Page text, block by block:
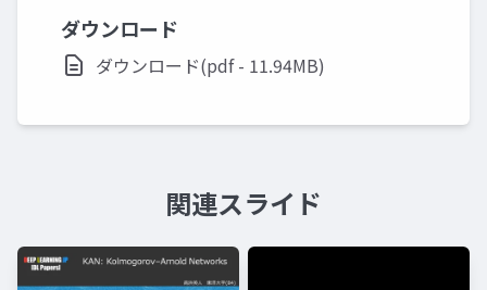
ダウンロード
ダウンロード(pdf - 11.94MB)
関連スライド